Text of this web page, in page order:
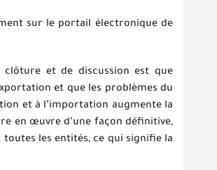
sur le portail électronique de
clôture et de discussion est que
et que les problèmes du
et à l’importation augmente la
en œuvre d’une façon définitive,
les entités, ce qui signifie la